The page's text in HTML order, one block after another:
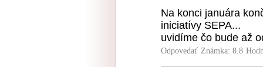
Na konci januára
iniciatívy SEPA...
uvidíme čo bude až
Odpovedať Známka: 8.8